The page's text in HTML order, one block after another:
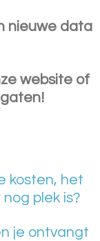
nieuwe data
website of
kosten, het
nog plek is?
je ontvangt